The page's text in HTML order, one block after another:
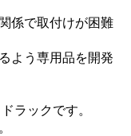
係で取付けが困難
よう専用品を開発
ラックです。